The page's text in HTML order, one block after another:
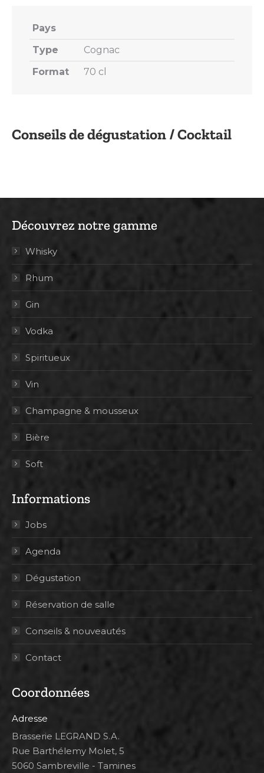
Conseils de dégustation / Cocktail
Pays
Type
Cognac
Format
70 cl
Découvrez notre gamme
Whisky
Rhum
Gin
Vodka
Spiritueux
Vin
Champagne & mousseux
Bière
Soft
Informations
Jobs
Agenda
Dégustation
Réservation de salle
Conseils & nouveautés
Contact
Coordonnées
Adresse
Brasserie LEGRAND S.A.
Rue Barthélemy Molet, 5
5060 Sambreville - Tamines